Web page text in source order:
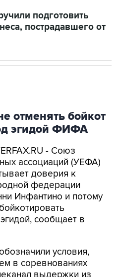
пострадавшего от
бойкот
эгидой ФИФА
- Союз
доверия к
федерации
Инфантино и потому
сообщает в
условия,
выдержки из
организации.